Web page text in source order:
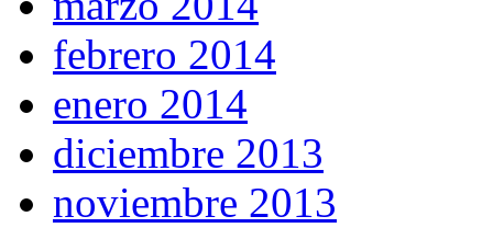
febrero 2014
enero 2014
diciembre 2013
noviembre 2013